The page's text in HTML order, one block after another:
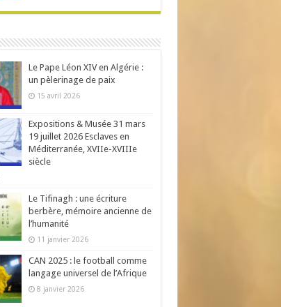
Le Pape Léon XIV en Algérie :
un pèlerinage de paix
15 avril 2026
Expositions & Musée 31 mars
19 juillet 2026 Esclaves en
Méditerranée, XVIIe-XVIIIe
siècle
Le Tifinagh : une écriture
berbère, mémoire ancienne de
l’humanité
11 janvier 2026
CAN 2025 : le football comme
langage universel de l’Afrique
8 janvier 2026